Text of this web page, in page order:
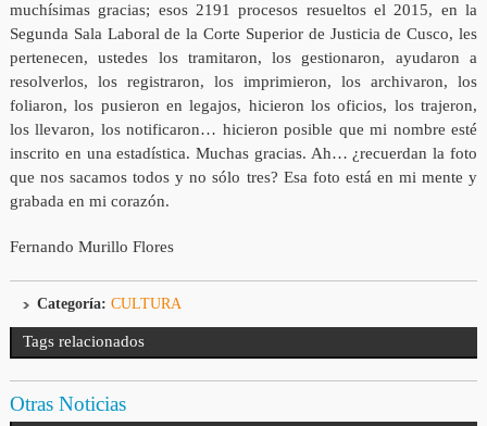
muchísimas gracias; esos 2191 procesos resueltos el 2015, en la
Segunda Sala Laboral de la Corte Superior de Justicia de Cusco, les
pertenecen, ustedes los tramitaron, los gestionaron, ayudaron a
resolverlos, los registraron, los imprimieron, los archivaron, los
foliaron, los pusieron en legajos, hicieron los oficios, los trajeron,
los llevaron, los notificaron… hicieron posible que mi nombre esté
inscrito en una estadística. Muchas gracias. Ah… ¿recuerdan la foto
que nos sacamos todos y no sólo tres? Esa foto está en mi mente y
grabada en mi corazón.
Fernando Murillo Flores
Categoría: CULTURA
Tags relacionados
Otras Noticias